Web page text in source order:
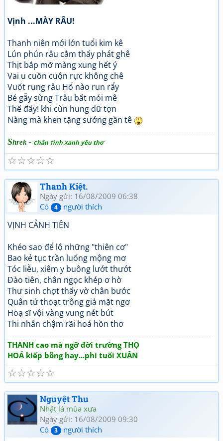
Vịnh ...MÀY RÂU!
Thanh niên mới lớn tuổi kim kê
Lún phún râu cằm thấy phát ghê
Thịt bắp mỡ màng xung hết ý
Vai u cuồn cuộn rực không chê
Vuốt rung râu Hổ nào run rẩy
Bẻ gẫy sừng Trâu bất mỏi mê
Thế đấy! khi cùn hung dữ tợn
Nàng mà khen tặng sướng gần tê
Shrek - Chằn Tinh Xanh yêu thơ
☆
☆
☆
☆
☆
Thanh Kiệt.
Ngày gửi: 16/08/2009 06:38
Có
4 người thích
VỊNH CẢNH TIÊN
Khéo sao để lộ những "thiên cơ"
Bao kẻ tục trần luống mộng mơ
Tóc liễu, xiêm y buông lướt thướt
Đào tiên, chân ngọc khép ơ hờ
Thư sinh chợt thấy vờ chân bước
Quân tử thoạt trông giả mặt ngơ
Hoạ sĩ vội vàng vung nét bút
Thi nhân chậm rãi hoá hồn thơ
THANH cao mà ngỡ đời trường THỌ
HOÁ kiếp bỗng hay...phí tuổi XUÂN
☆
☆
☆
☆
☆
Nguyệt Thu
Nhặt lá mùa xưa
Ngày gửi: 16/08/2009 09:30
Có
3 người thích